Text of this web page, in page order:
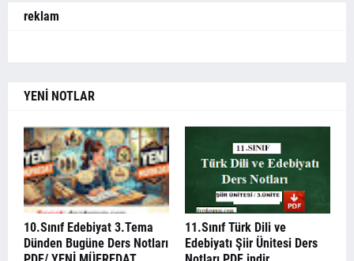
reklam
YENİ NOTLAR
10.Sınıf Edebiyat 3.Tema
Dünden Bugüne Ders Notları
11.Sınıf Türk Dili ve
Edebiyatı Şiir Ünitesi Ders